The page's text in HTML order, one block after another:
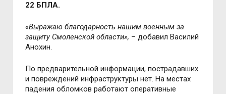
22 БПЛА.
«Выражаю благодарность нашим военным за
защиту Смоленской области», – добавил Василий
Анохин.
По предварительной информации, пострадавших
и повреждений инфраструктуры нет. На местах
падения обломков работают оперативные